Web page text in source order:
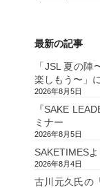
最新の記事
「JSL 夏の陣
楽しもう〜」
2026年8月5日
『SAKE
ミナー
2026年8月5日
SAKETIMES
2026年8月4日
古川元久氏の